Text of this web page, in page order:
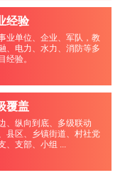
经验
业单位、企业、军队，教
、电力、水力、消防等多
经验。
覆盖
、纵向到底、多级联动
县区、乡镇街道、村社党
、支部、小组 ...